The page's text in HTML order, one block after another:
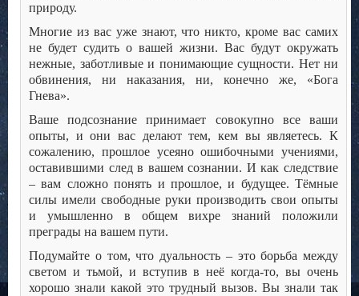
природу.
Многие из вас уже знают, что никто, кроме вас самих
не будет судить о вашей жизни. Вас будут окружать
нежные, заботливые и понимающие сущности. Нет ни
обвинения, ни наказания, ни, конечно же, «Бога
Гнева».
Ваше подсознание принимает совокупно все ваши
опыты, и они вас делают тем, кем вы являетесь. К
сожалению, прошлое усеяно ошибочными учениями,
оставившими след в вашем сознании. И как следствие
– вам сложно понять и прошлое, и будущее. Тёмные
силы имели свободные руки производить свои опыты
и умышленно в общем вихре знаний положили
преграды на вашем пути.
Подумайте о том, что дуальность – это борьба между
светом и тьмой, и вступив в неё когда-то, вы очень
хорошо знали какой это трудный вызов. Вы знали так